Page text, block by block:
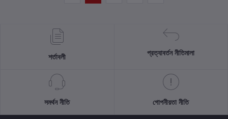
শর্তাবলী প্রত্যাবর্তন নীতিমালা
সমর্থন নীতি গোপনীয়তা নীতি